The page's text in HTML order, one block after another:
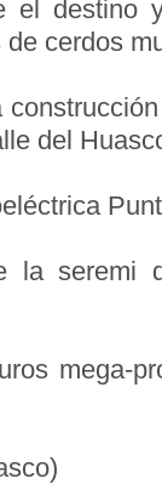
el destino
cerdos
del
la seremi
mega-